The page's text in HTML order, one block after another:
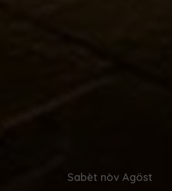
Sabèt nòv Agöst